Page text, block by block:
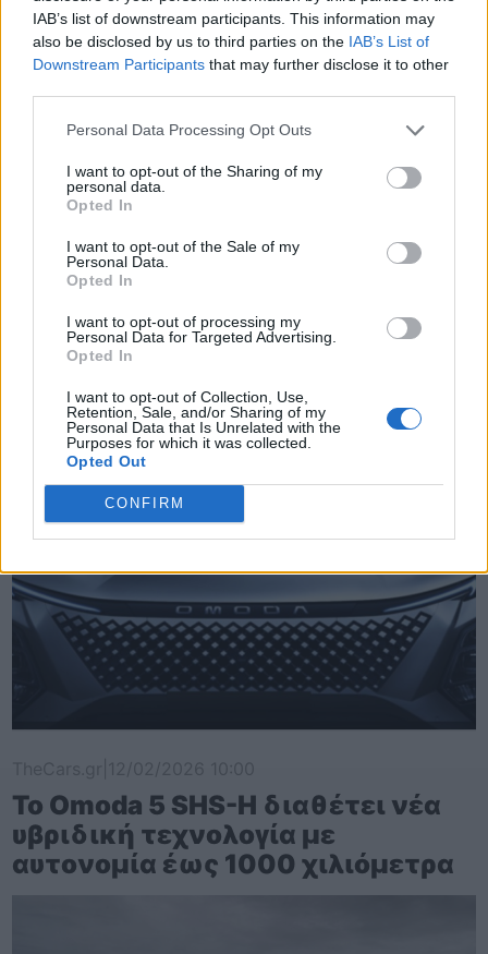
IAB’s list of downstream participants. This information may
also be disclosed by us to third parties on the IAB’s List of
Downstream Participants that may further disclose it to other
Personal Data Processing Opt Outs
I want to opt-out of the Sharing of my
personal data.
Opted In
I want to opt-out of the Sale of my
Personal Data.
Opted In
I want to opt-out of processing my
Personal Data for Targeted Advertising.
Opted In
I want to opt-out of Collection, Use,
Retention, Sale, and/or Sharing of my
Personal Data that Is Unrelated with the
Purposes for which it was collected.
Opted Out
CONFIRM
TheCars.gr| 12/02/2026 13:00
Το νέο BYD ATTO 3 EVO είναι
διαθέσιμο με τετρακίνηση και
αυτονομία έως 510 χλμ
Το Omoda 5 SHS-H διαθέτει νέα
υβριδική τεχνολογία με
αυτονομία έως 1000 χιλιόμετρα